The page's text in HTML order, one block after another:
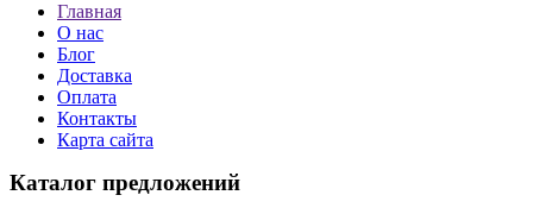
Главная
О нас
Блог
Доставка
Оплата
Контакты
Карта сайта
Каталог предложений